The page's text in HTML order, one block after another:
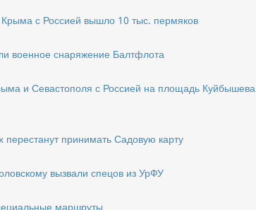
с Россией вышло 10 тыс. пермяков
военное снаряжение Балтфлота
и Севастополя с Россией на площадь Куйбышева
принимать Садовую карту
вызвали спецов из УрФУ